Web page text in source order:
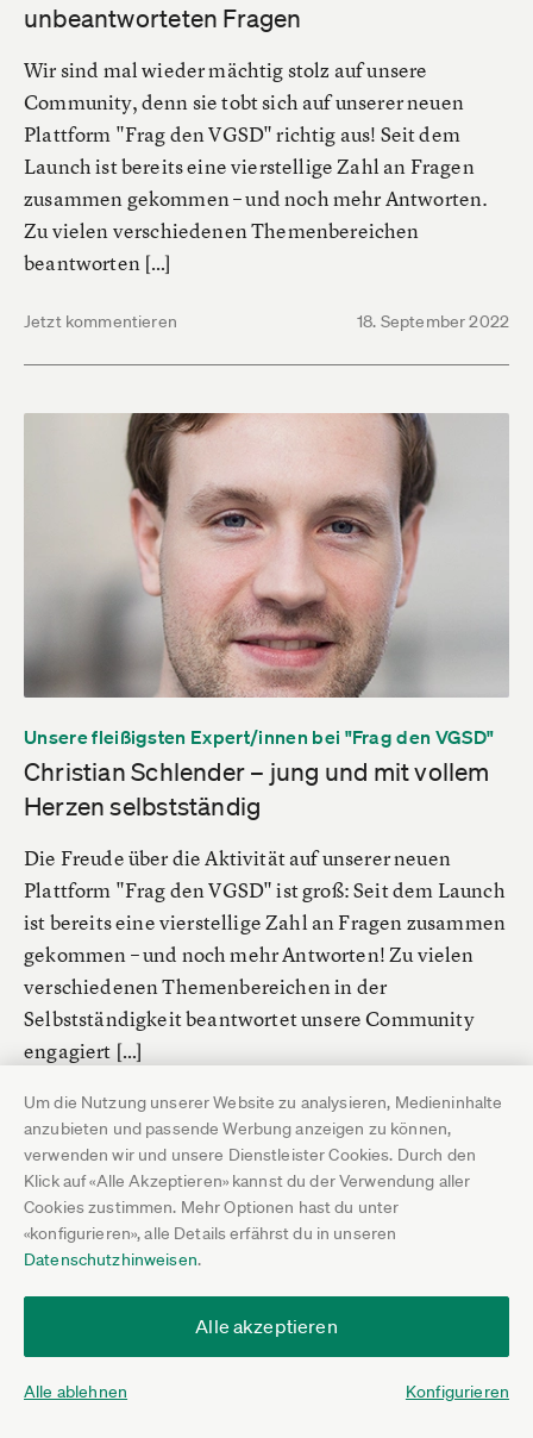
Um die Nutzung unserer Website zu analysieren, Medieninhalte
anzubieten und passende Werbung anzeigen zu können,
verwenden wir und unsere Dienstleister Cookies. Durch den
Klick auf «Alle Akzeptieren» kannst du der Verwendung aller
Cookies zustimmen. Mehr Optionen hast du unter
«konfigurieren», alle Details erfährst du in unseren
Datenschutzhinweisen.
Alle akzeptieren
Alle ablehnen Konfigurieren
unbeantworteten Fragen
Wir sind mal wieder mächtig stolz auf unsere
Community, denn sie tobt sich auf unserer neuen
Plattform "Frag den VGSD" richtig aus! Seit dem
Launch ist bereits eine vierstellige Zahl an Fragen
zusammen gekommen – und noch mehr Antworten.
Zu vielen verschiedenen Themenbereichen
beantworten […]
Jetzt kommentieren 18. September 2022
Unsere fleißigsten Expert/innen bei "Frag den VGSD"
Christian Schlender – jung und mit vollem
Herzen selbstständig
Die Freude über die Aktivität auf unserer neuen
Plattform "Frag den VGSD" ist groß: Seit dem Launch
ist bereits eine vierstellige Zahl an Fragen zusammen
gekommen – und noch mehr Antworten! Zu vielen
verschiedenen Themenbereichen in der
Selbstständigkeit beantwortet unsere Community
engagiert […]
Jetzt kommentieren 08. September 2022